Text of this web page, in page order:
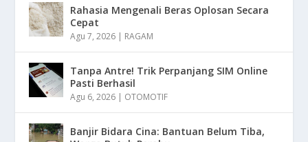
Rahasia Mengenali Beras Oplosan Secara
Cepat
Agu 7, 2026 | RAGAM
Tanpa Antre! Trik Perpanjang SIM Online
Pasti Berhasil
Agu 6, 2026 | OTOMOTIF
Banjir Bidara Cina: Bantuan Belum Tiba,